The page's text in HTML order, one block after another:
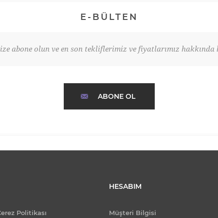
E-BÜLTEN
abone olun ve en son tekliflerimiz ve fiyatlarımız hakkında
ABONE OL
Politikası
HESABIM
Müşteri Bilgisi